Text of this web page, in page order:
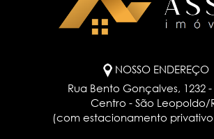
NOSSO ENDEREÇO
Rua Bento Gonçalves, 1232 -
Centro - São Leopoldo/
(com estacionamento